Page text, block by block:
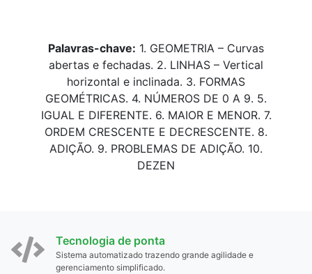
Palavras-chave: 1. GEOMETRIA – Curvas
abertas e fechadas. 2. LINHAS – Vertical
horizontal e inclinada. 3. FORMAS
GEOMÉTRICAS. 4. NÚMEROS DE 0 A 9. 5.
IGUAL E DIFERENTE. 6. MAIOR E MENOR. 7.
ORDEM CRESCENTE E DECRESCENTE. 8.
ADIÇÃO. 9. PROBLEMAS DE ADIÇÃO. 10.
DEZEN
Tecnologia de ponta
Sistema automatizado trazendo grande agilidade e
gerenciamento simplificado.